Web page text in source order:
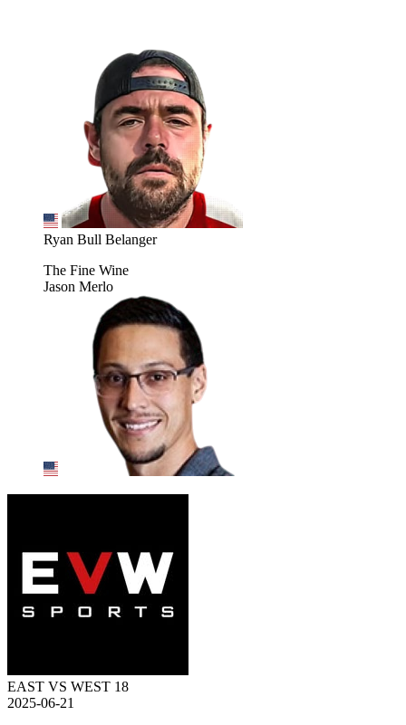
Ryan Bull Belanger
The Fine Wine
Jason Merlo
EAST VS WEST 18
2025-06-21